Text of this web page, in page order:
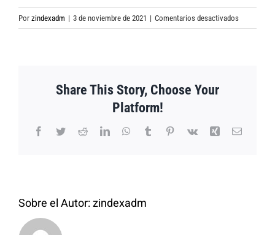
Configura tu presupuesto
Por zindexadm | 3 de noviembre de 2021 | Comentarios desactivadosen
Share This Story, Choose Your
Platform!
Facebook
TwitterRedditLinkedInWhatsApp
TumblrPinterest
Vk Xing Correo
Sobre el Autor:zindexadm